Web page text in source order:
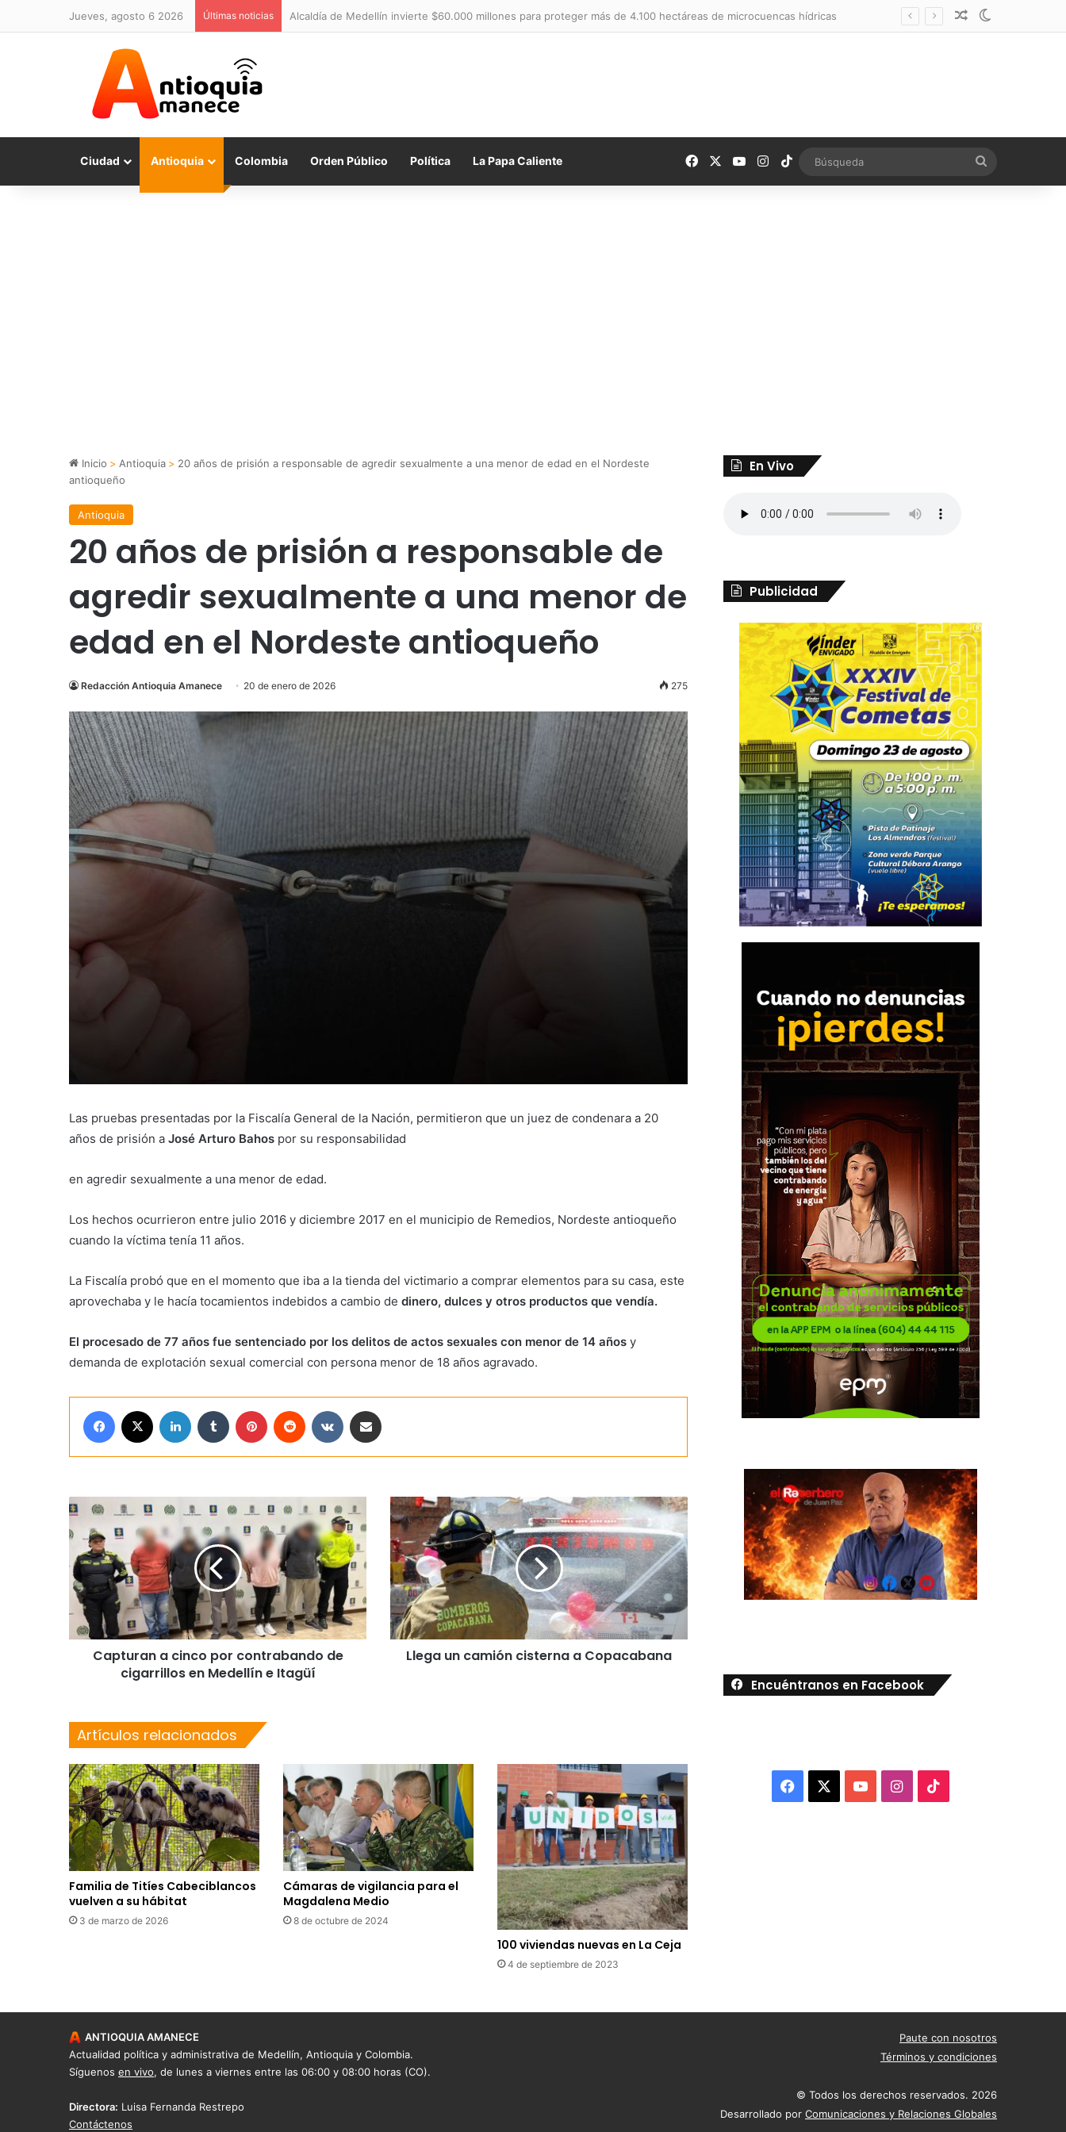
jueves, agosto 6 2026 Últimas noticias Alcaldía de Medellín invierte $60.000 millones para proteger más de 4.100 hectáreas de microcuencas hídricas Noticia aleatoria
Ciudad Antioquia Colombia Orden Público Política La Papa Caliente FacebookYouTubeInstagram
TikTok
Inicio > Antioquia > 20 años de prisión a responsable de agredir sexualmente a una menor de edad en el Nordeste
antioqueño
Antioquia
20 años de prisión a responsable de
agredir sexualmente a una menor de
edad en el Nordeste antioqueño
Redacción Antioquia Amanece 20 de enero de 2026 275
Las pruebas presentadas por la Fiscalía General de la Nación, permitieron que un juez de condenara a 20
años de prisión a José Arturo Bahos por su responsabilidad
en agredir sexualmente a una menor de edad.
Los hechos ocurrieron entre julio 2016 y diciembre 2017 en el municipio de Remedios, Nordeste antioqueño
cuando la víctima tenía 11 años.
La Fiscalía probó que en el momento que iba a la tienda del victimario a comprar elementos para su casa, este
aprovechaba y le hacía tocamientos indebidos a cambio de dinero, dulces y otros productos que vendía.
El procesado de 77 años fue sentenciado por los delitos de actos sexuales con menor de 14 años y
demanda de explotación sexual comercial con persona menor de 18 años agravado.
Facebook LinkedIn Tumblr Pinterest Reddit VKontakte
Capturan a cinco por contrabando de
cigarrillos en Medellín e Itagüí
Llega un camión cisterna a Copacabana
Artículos relacionados
Familia de Titíes Cabeciblancos
vuelven a su hábitat
3 de marzo de 2026
Cámaras de vigilancia para el
Magdalena Medio
8 de octubre de 2024
100 viviendas nuevas en La Ceja
4 de septiembre de 2023
En Vivo
Publicidad
Encuéntranos en Facebook
Facebook YouTubeInstagram
TikTok
ANTIOQUIA AMANECE
Actualidad política y administrativa de Medellín, Antioquia y Colombia.
Síguenos en vivo, de lunes a viernes entre las 06:00 y 08:00 horas (CO).
Directora: Luisa Fernanda Restrepo
Contáctenos
Paute con nosotros
Términos y condiciones
© Todos los derechos reservados. 2026
Desarrollado por Comunicaciones y Relaciones Globales